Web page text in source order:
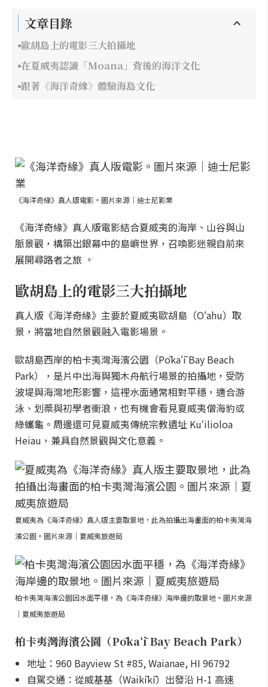
文章目錄
歐胡島上的電影三大拍攝地
在夏威夷認識「Moana」背後的海洋文化
跟著《海洋奇緣》體驗海島文化
《海洋奇緣》真人版電影。圖片來源｜迪士尼影業
《海洋奇緣》真人版電影結合夏威夷的海岸、山谷與山
脈景觀，構築出銀幕中的島嶼世界，召喚影迷親自前來
展開尋路者之旅 。
歐胡島上的電影三大拍攝地
真人版《海洋奇緣》主要於夏威夷歐胡島（Oʻahu）取
景，將當地自然景觀融入電影場景。
歐胡島西岸的柏卡夷灣海濱公園（Pōkaʻī Bay Beach
Park），是片中出海與獨木舟航行場景的拍攝地，受防
波堤與海灣地形影響，這裡水面通常相對平穩，適合游
泳、划槳與初學者衝浪，也有機會看見夏威夷僧海豹或
綠蠵龜。周邊還可見夏威夷傳統宗教遺址 Kuʻilioloa
Heiau，兼具自然景觀與文化意義。
夏威夷為《海洋奇緣》真人版主要取景地，此為拍攝出海畫面的柏卡夷灣海
濱公園。圖片來源｜夏威夷旅遊局
柏卡夷灣海濱公園因水面平穩，為《海洋奇緣》海岸邊的取景地。圖片來源
｜夏威夷旅遊局
柏卡夷灣海濱公園（Pōkaʻī Bay Beach Park）
地址：960 Bayview St #85, Waianae, HI 96792
自駕交通：從威基基（Waikīkī）出發沿 H-1 高速